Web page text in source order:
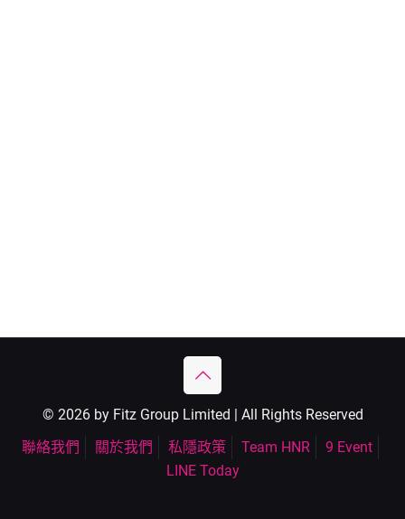
© 2026 by Fitz Group Limited | All Rights Reserved
聯絡我們
關於我們 私隱政策 Team HNR
9 Event
LINE Today